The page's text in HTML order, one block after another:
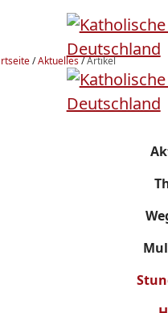
/Aktuelles/Artikel